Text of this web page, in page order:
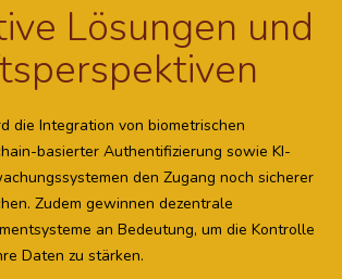
Lösungen und
die Integration von biometrischen
basierter Authentifizierung sowie KI-
den Zugang noch sicherer
Zudem gewinnen dezentrale
an Bedeutung, um die Kontrolle
Daten zu stärken.